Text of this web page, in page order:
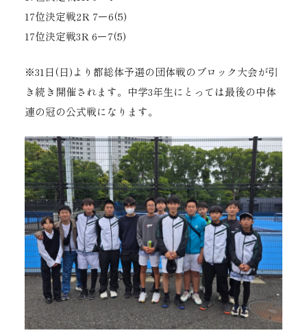
17位決定戦2R 7ー6(5)
17位決定戦3R 6ー7(5)
※31日(日)より都総体予選の団体戦のブロック大会が引
き続き開催されます。中学3年生にとっては最後の中体
連の冠の公式戦になります。